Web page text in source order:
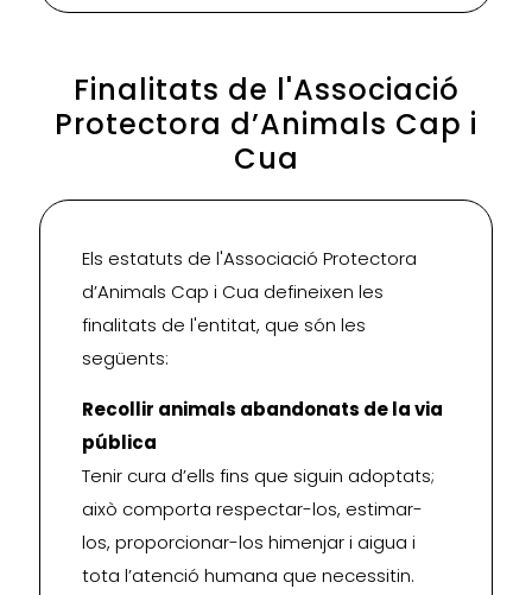
Finalitats de l'Associació
Protectora d’Animals Cap i
Cua
Els estatuts de l'Associació Protectora
d’Animals Cap i Cua defineixen les
finalitats de l'entitat, que són les
següents:
Recollir animals abandonats de la via
pública
Tenir cura d’ells fins que siguin adoptats;
això comporta respectar-los, estimar-
los, proporcionar-los himenjar i aigua i
tota l’atenció humana que necessitin.